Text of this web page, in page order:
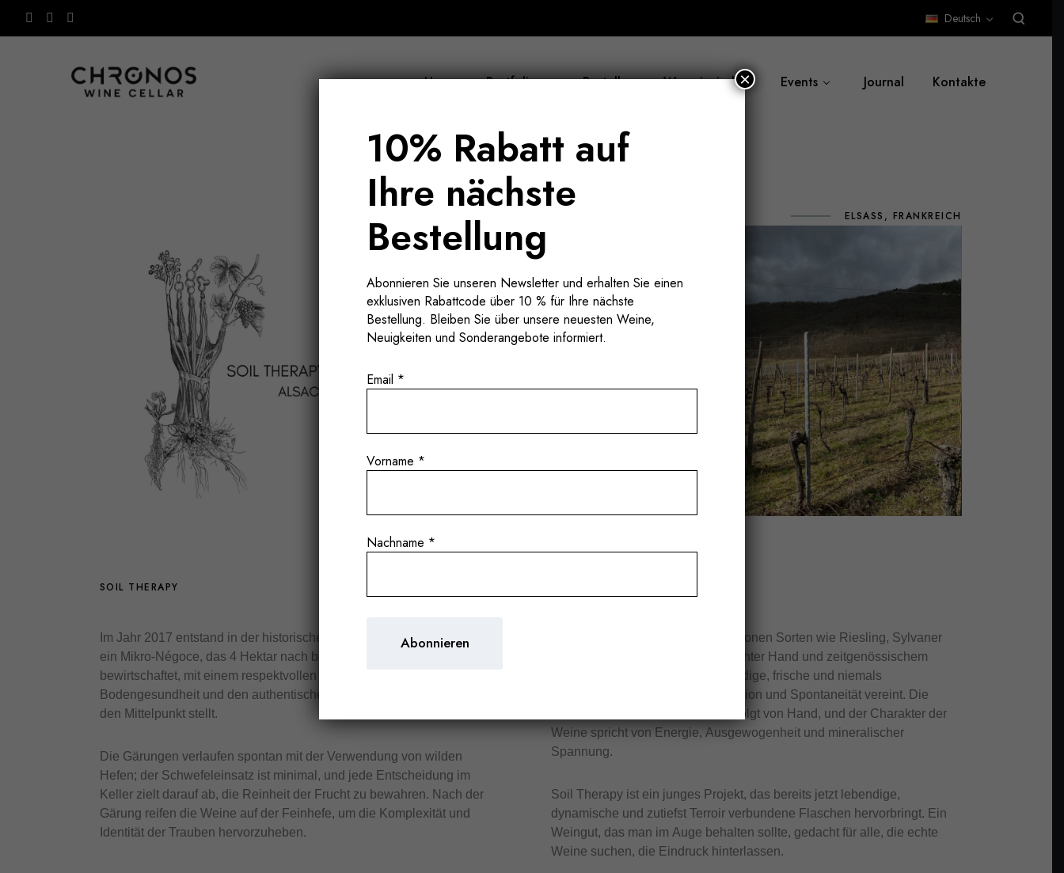
Deutsch
Home Portfolio Bestellen Wer wir sind Events Journal Kontakte
ELSASS, FRANKREICH
SOIL THERAPY
Im Jahr 2017 entstand in der historischen Region Elsass Soil Therapy
ein Mikro-Négoce, das 4 Hektar nach biodynamischen Prinzipien
bewirtschaftet, mit einem respektvollen und vitalen Ansatz, der die
Bodengesundheit und den authentischen Ausdruck des Weinbergs in
den Mittelpunkt stellt.
Die Gärungen verlaufen spontan mit der Verwendung von wilden
Hefen; der Schwefeleinsatz ist minimal, und jede Entscheidung im
Keller zielt darauf ab, die Reinheit der Frucht zu bewahren. Nach der
Gärung reifen die Weine auf der Feinhefe, um die Komplexität und
Identität der Trauben hervorzuheben.
Die Weine entstehen aus autochthonen Sorten wie Riesling, Sylvaner
und Pinot Gris, interpretiert mit leichter Hand und zeitgenössischem
Geist. Das Ergebnis ist eine lebendige, frische und niemals
gewöhnliche Kollektion, die Präzision und Spontaneität vereint. Die
Parzellen sind klein, die Arbeit erfolgt von Hand, und der Charakter der
Weine spricht von Energie, Ausgewogenheit und mineralischer
Spannung.
Soil Therapy ist ein junges Projekt, das bereits jetzt lebendige,
dynamische und zutiefst Terroir verbundene Flaschen hervorbringt. Ein
Weingut, das man im Auge behalten sollte, gedacht für alle, die echte
Weine suchen, die Eindruck hinterlassen.
10% Rabatt auf
Ihre nächste
Bestellung
Abonnieren Sie unseren Newsletter und erhalten Sie einen
exklusiven Rabattcode über 10 % für Ihre nächste
Bestellung. Bleiben Sie über unsere neuesten Weine,
Neuigkeiten und Sonderangebote informiert.
Email *
Vorname *
Nachname *
×